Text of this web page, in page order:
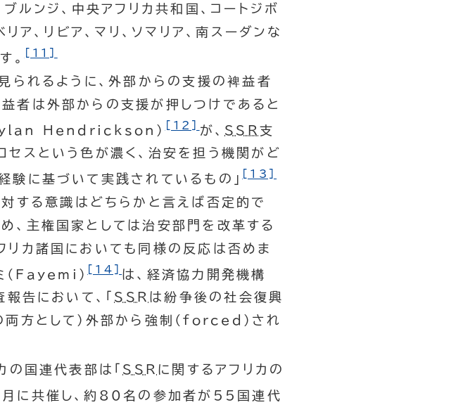
ルンジ、中央アフリカ共和国、コートジボ
ア、リビア、マリ、ソマリア、南スーダンな
。 [11]
られるように、外部からの支援の裨益者
者は外部からの支援が押しつけであると
Hendrickson ) [12] が、 SSR 支
スという色が濃く、治安を担う機関がど
験に基づいて実践されているもの」 [13]
対する意識はどちらかと言えば否定的で
、主権国家としては治安部門を改革する
リカ諸国においても同様の反応は否めま
Fayemi )[14] は、経済協力開発機構
告において、「 SSR は紛争後の社会復興
方として）外部から強制（forced ）され
の国連代表部は「 SSR に関するアフリカの
に共催し、約80名の参加者が55国連代